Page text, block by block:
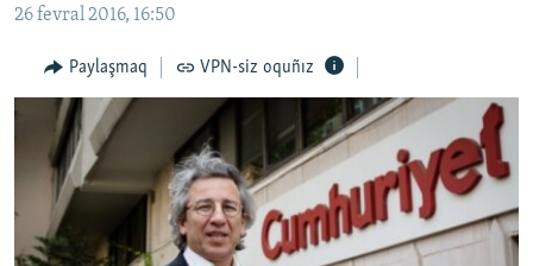
qaytmaq
qaytmaq
CEMİYET
MEDENİYET
İNSAN AQLARI
VİDEO
SÜRET
BLOGLAR
26 fevral 2016, 16:50
Paylaşmaq VPN-siz oquñız